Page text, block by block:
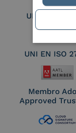
UNI EN ISO
UNI EN ISO
Membro
Approved